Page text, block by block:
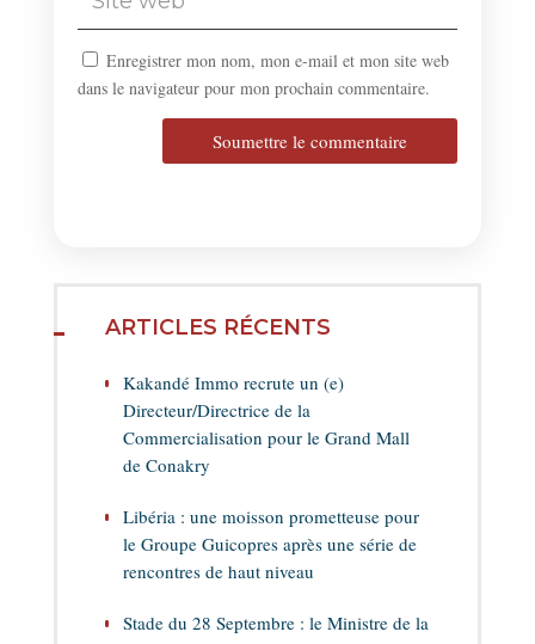
Enregistrer mon nom, mon e-mail et mon site web
dans le navigateur pour mon prochain commentaire.
Soumettre le commentaire
ARTICLES RÉCENTS
Kakandé Immo recrute un (e)
Directeur/Directrice de la
Commercialisation pour le Grand Mall
de Conakry
Libéria : une moisson prometteuse pour
le Groupe Guicopres après une série de
rencontres de haut niveau
Stade du 28 Septembre : le Ministre de la